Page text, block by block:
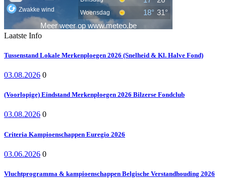
Laatste Info
Tussenstand Lokale Merkenploegen 2026 (Snelheid & Kl. Halve Fond)
03.08.2026 0
(Voorlopige) Eindstand Merkenploegen 2026 Bilzerse Fondclub
03.08.2026 0
Criteria Kampioenschappen Euregio 2026
03.06.2026 0
Vluchtprogramma & kampioenschappen Belgische Verstandhouding 2026